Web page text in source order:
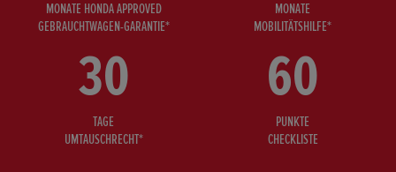
MONATE HONDA APPROVED
GEBRAUCHTWAGEN-GARANTIE*
MONATE
MOBILITÄTSHILFE*
30
TAGE
UMTAUSCHRECHT*
60
PUNKTE
CHECKLISTE